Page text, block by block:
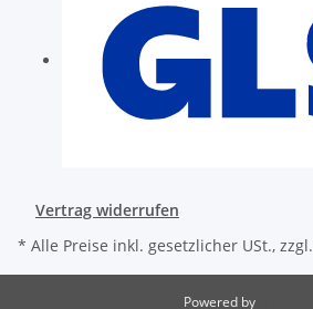
Vertrag widerrufen
* Alle Preise inkl. gesetzlicher USt., zzgl.
Powered by